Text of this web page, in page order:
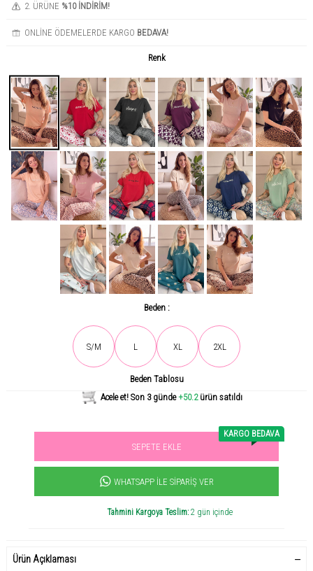
2. ÜRÜNE %10 İNDİRİM!
ONLİNE ÖDEMELERDE KARGO BEDAVA!
Renk
Beden :
S/M L XL 2XL
Beden Tablosu
Son gün içerisinde 958 kişi tarafından incelendi!
Acele et! Son 3 günde+50.2 ürün satıldı
Sevilen ürün! 11.3B kişi favoriledi!
SEPETE EKLE
KARGO BEDAVA
WHATSAPP İLE SIPARIŞ VER
Tahmini Kargoya Teslim:2 gün içinde
Ürün Açıklaması